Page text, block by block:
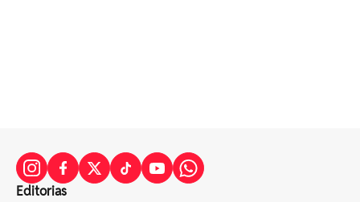
Editorias